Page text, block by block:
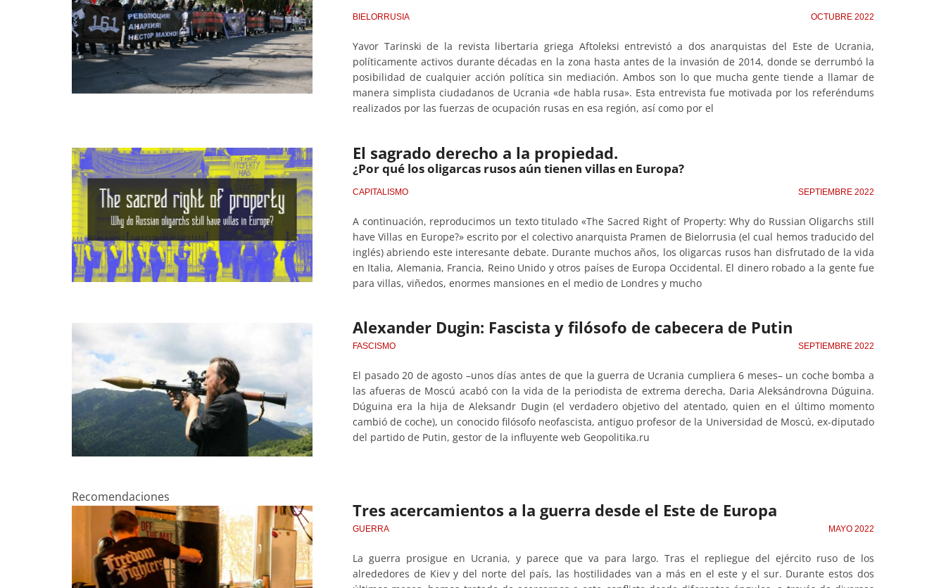
BIELORRUSIA OCTUBRE 2022
Yavor Tarinski de la revista libertaria griega Aftoleksi entrevistó a dos anarquistas del Este de Ucrania,
políticamente activos durante décadas en la zona hasta antes de la invasión de 2014, donde se derrumbó la
posibilidad de cualquier acción política sin mediación. Ambos son lo que mucha gente tiende a llamar de
manera simplista ciudadanos de Ucrania «de habla rusa». Esta entrevista fue motivada por los referéndums
realizados por las fuerzas de ocupación rusas en esa región, así como por el
El sagrado derecho a la propiedad.
¿Por qué los oligarcas rusos aún tienen villas en Europa?
CAPITALISMO SEPTIEMBRE 2022
A continuación, reproducimos un texto titulado «The Sacred Right of Property: Why do Russian Oligarchs still
have Villas en Europe?» escrito por el colectivo anarquista Pramen de Bielorrusia (el cual hemos traducido del
inglés) abriendo este interesante debate. Durante muchos años, los oligarcas rusos han disfrutado de la vida
en Italia, Alemania, Francia, Reino Unido y otros países de Europa Occidental. El dinero robado a la gente fue
para villas, viñedos, enormes mansiones en el medio de Londres y mucho
Alexander Dugin: Fascista y filósofo de cabecera de Putin
FASCISMO SEPTIEMBRE 2022
El pasado 20 de agosto –unos días antes de que la guerra de Ucrania cumpliera 6 meses– un coche bomba a
las afueras de Moscú acabó con la vida de la periodista de extrema derecha, Daria Aleksándrovna Dúguina.
Dúguina era la hija de Aleksandr Dugin (el verdadero objetivo del atentado, quien en el último momento
cambió de coche), un conocido filósofo neofascista, antiguo profesor de la Universidad de Moscú, ex-diputado
del partido de Putin, gestor de la influyente web Geopolitika.ru
Recomendaciones
Tres acercamientos a la guerra desde el Este de Europa
GUERRA MAYO 2022
La guerra prosigue en Ucrania, y parece que va para largo. Tras el repliegue del ejército ruso de los
alrededores de Kiev y del norte del país, las hostilidades van a más en el este y el sur. Durante estos dos